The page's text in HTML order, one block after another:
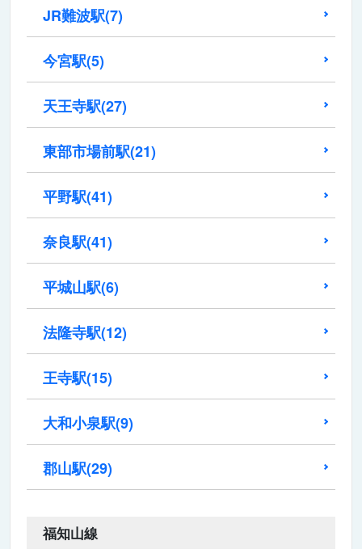
JR難波駅(7)
今宮駅(5)
天王寺駅(27)
東部市場前駅(21)
平野駅(41)
奈良駅(41)
平城山駅(6)
法隆寺駅(12)
王寺駅(15)
大和小泉駅(9)
郡山駅(29)
福知山線